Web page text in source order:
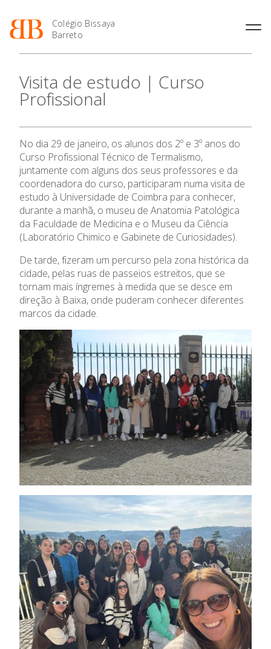
Colégio Bissaya
Barreto
O Colégio
Projeto Educativo
Organização
Colaboradores Não
Docentes
Instalações
Ofertas de emprego
Regulamentos
Jornal “O Coreto”
Privacidade
Oferta Formativa
Enriquecimento Curricular
Oferta Curricular
Sala de Estudo
Atividades de Interrupção
Letiva
Academia de Línguas
Ensino Profissional
Profissionais
Matrículas
Termalismo
Curso de Técnico/a de Apoio
à Família e à Comunidade
Ofertas de Emprego
2027
Calendários
de Educação
SIGE
Secretariado de Exames
Admissão
Informações
APEE
Notícias
Visita de estudo | Curso
Profissional
No dia 29 de janeiro, os alunos dos 2º e 3º anos do
Curso Profissional Técnico de Termalismo,
juntamente com alguns dos seus professores e da
coordenadora do curso, participaram numa visita de
estudo à Universidade de Coimbra para conhecer,
durante a manhã, o museu de Anatomia Patológica
da Faculdade de Medicina e o Museu da Ciência
(Laboratório Chimico e Gabinete de Curiosidades).
De tarde, fizeram um percurso pela zona histórica da
cidade, pelas ruas de passeios estreitos, que se
tornam mais íngremes à medida que se desce em
direção à Baixa, onde puderam conhecer diferentes
marcos da cidade.